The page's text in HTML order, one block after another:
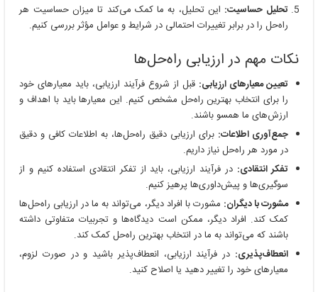
تحلیل حساسیت: این تحلیل، به ما کمک می‌کند تا میزان حساسیت هر
راه‌حل را در برابر تغییرات احتمالی در شرایط و عوامل مؤثر بررسی کنیم.
نکات مهم در ارزیابی راه‌حل‌ها
تعیین معیارهای ارزیابی: قبل از شروع فرآیند ارزیابی، باید معیارهای خود
را برای انتخاب بهترین راه‌حل مشخص کنیم. این معیارها باید با اهداف و
ارزش‌های ما همسو باشند.
جمع‌آوری اطلاعات: برای ارزیابی دقیق راه‌حل‌ها، به اطلاعات کافی و دقیق
در مورد هر راه‌حل نیاز داریم.
تفکر انتقادی: در فرآیند ارزیابی، باید از تفکر انتقادی استفاده کنیم و از
سوگیری‌ها و پیش‌داوری‌ها پرهیز کنیم.
مشورت با دیگران: مشورت با افراد دیگر، می‌تواند به ما در ارزیابی راه‌حل‌ها
کمک کند. افراد دیگر، ممکن است دیدگاه‌ها و تجربیات متفاوتی داشته
باشند که می‌تواند به ما در انتخاب بهترین راه‌حل کمک کند.
انعطاف‌پذیری: در فرآیند ارزیابی، انعطاف‌پذیر باشید و در صورت لزوم،
معیارهای خود را تغییر دهید یا اصلاح کنید.